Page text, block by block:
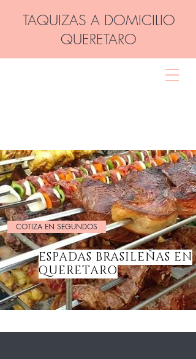
TAQUIZAS A DOMICILIO
QUERETARO
COTIZA EN SEGUNDOS
ESPADAS BRASILEÑAS EN
QUERETARO